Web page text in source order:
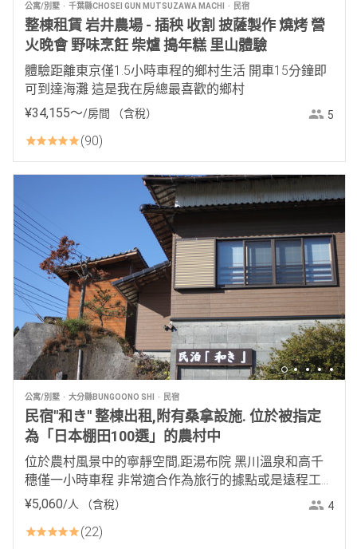
公寓/別墅 千葉縣CHOSEI GUN MUTSUZAWA MACHI 民宿
整棟租賃 岩井農場 - 插秧 收割 披薩製作 燒烤 營
火晚會 野味烹飪 柴爐 搗年糕 里山體驗
體驗距離東京僅1.5小時車程的鄉村生活 開車15分鐘即
可到達海灘 這是我在房總最喜歡的鄉村
¥34,155〜/房間 （含稅） 5
90
公寓/別墅 大分縣BUNGOONO SHI 民宿
民宿"和き" 整棟出租,附有桑拿設施. 位於被指定
為「日本棚田100選」的農村中
位於農村風景中的寧靜空間,距湯布院 黑川溫泉和高千
穗僅一小時車程 非常適合作為旅行的據點或是遠程工作
度假
¥5,060/人 （含稅） 4
22